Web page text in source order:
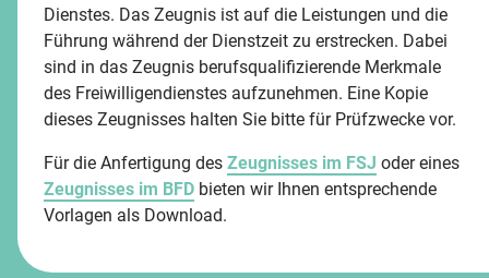
Dienstes. Das Zeugnis ist auf die Leistungen und die
Führung während der Dienstzeit zu erstrecken. Dabei
sind in das Zeugnis berufsqualifizierende Merkmale
des Freiwilligendienstes aufzunehmen. Eine Kopie
dieses Zeugnisses halten Sie bitte für Prüfzwecke vor.
Für die Anfertigung des Zeugnisses im FSJ oder eines
Zeugnisses im BFD bieten wir Ihnen entsprechende
Vorlagen als Download.